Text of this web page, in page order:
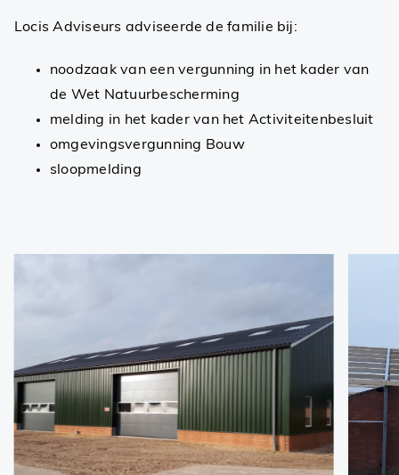
Locis Adviseurs adviseerde de familie bij:
noodzaak van een vergunning in het kader van
de Wet Natuurbescherming
melding in het kader van het Activiteitenbesluit
omgevingsvergunning Bouw
sloopmelding